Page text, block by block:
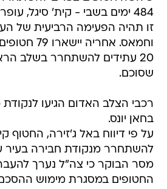
484 ימים בשבי - קית' סיגל,
זו תהיה הפעימה הרביעית של
וחמאס.
20 עתידים להשתחרר בשלב
שסוכם.
רכבי הצלב האדום הגיעו
בחאן יונס.
על פי דיווח באל ג'זירה, החטוף
להשתחרר מנקודת חבירה בעיר
מסר הבוקר כי צה"ל נערך